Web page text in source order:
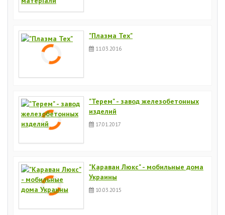
"Плазма Тех"
11.03.2016
"Терем" - завод железобетонных
изделий
17.01.2017
"Караван Люкс" - мобильные дома
Украины
10.03.2015